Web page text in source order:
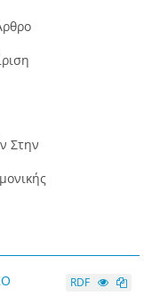
Στην
RDF